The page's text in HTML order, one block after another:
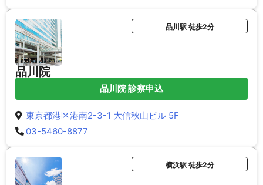
品川院
品川駅 徒歩2分
品川院 診察申込
東京都港区港南2-3-1 大信秋山ビル 5F
03-5460-8877
横浜駅 徒歩2分